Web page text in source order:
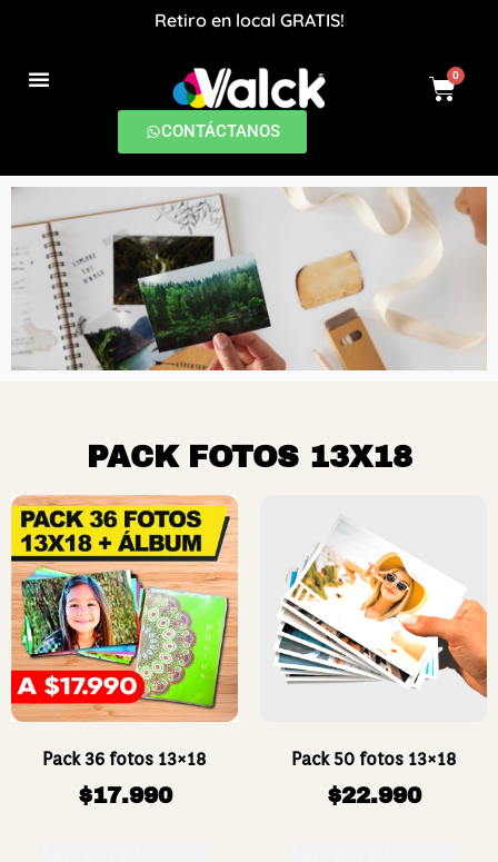
Retiro en local GRATIS!
CONTÁCTANOS
0
PACK FOTOS 13X18
Pack 36 fotos 13×18
$17.990
Pack 50 fotos 13×18
$22.990